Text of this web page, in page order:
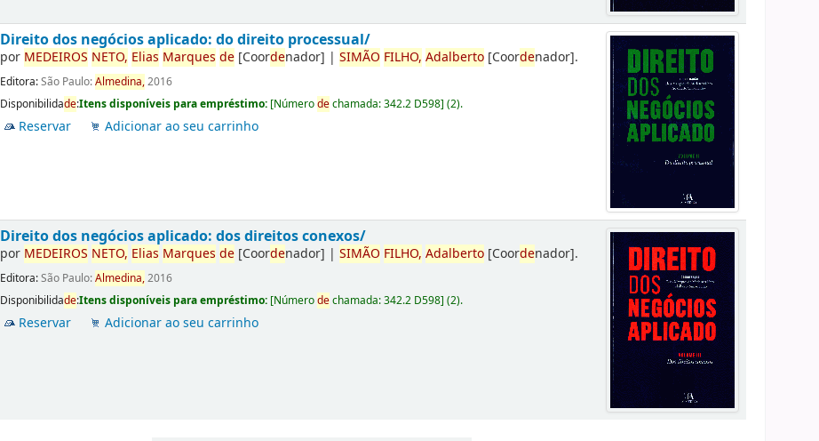
Direito dos negócios aplicado: do direito processual/
por MEDEIROS NETO, Elias Marques de [Coordenador] |SIMÃO FILHO, Adalberto [Coordenador].
Editora:São Paulo:Almedina,2016
Disponibilidade:Itens disponíveis para empréstimo: [Númerodechamada:342.2 D598](2).
Reservar Adicionar ao seu carrinho
Direito dos negócios aplicado: dos direitos conexos/
por MEDEIROS NETO, Elias Marques de [Coordenador] |SIMÃO FILHO, Adalberto [Coordenador].
Editora:São Paulo:Almedina,2016
Disponibilidade:Itens disponíveis para empréstimo: [Númerodechamada:342.2 D598](2).
Reservar Adicionar ao seu carrinho